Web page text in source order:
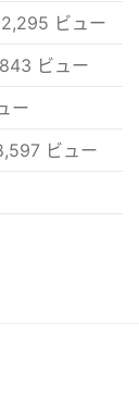
ビュー
ビュー
ー
ビュー